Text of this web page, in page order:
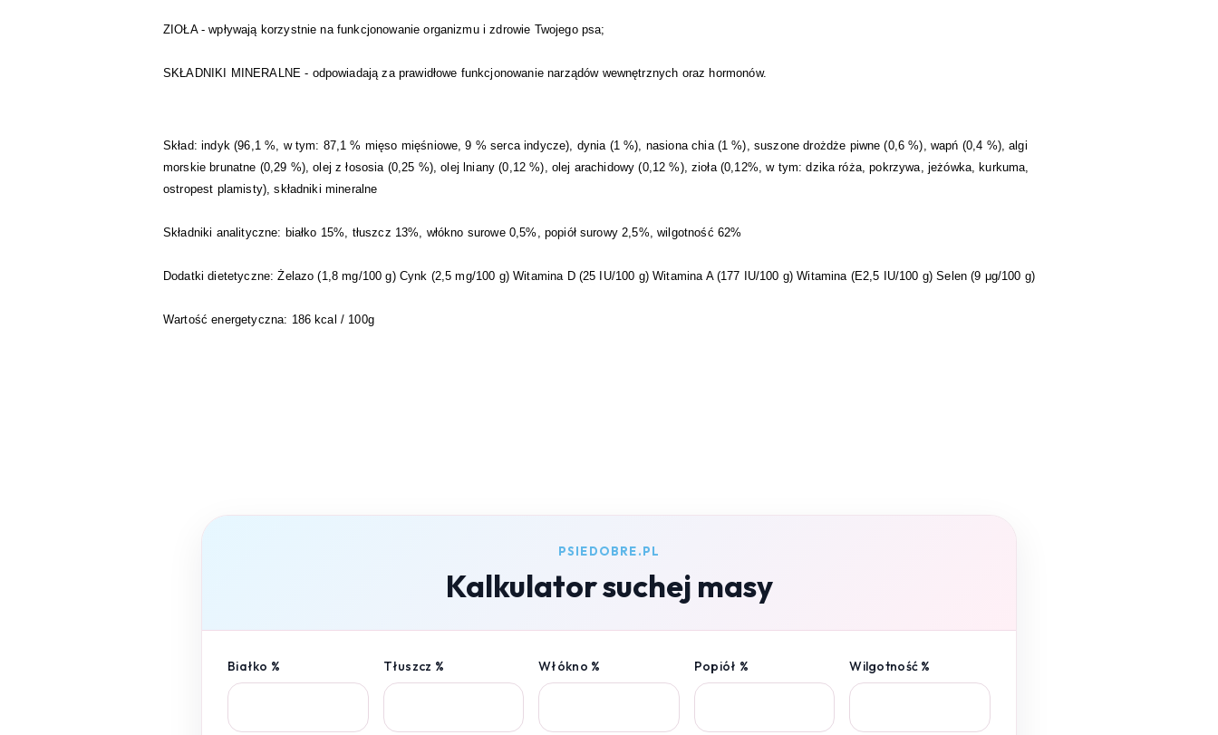
ZIOŁA - wpływają korzystnie na funkcjonowanie organizmu i zdrowie Twojego psa;
SKŁADNIKI MINERALNE - odpowiadają za prawidłowe funkcjonowanie narządów wewnętrznych oraz hormonów.
Skład: indyk (96,1 %, w tym: 87,1 % mięso mięśniowe, 9 % serca indycze), dynia (1 %), nasiona chia (1 %), suszone drożdże piwne (0,6 %), wapń (0,4 %), algi
morskie brunatne (0,29 %), olej z łososia (0,25 %), olej lniany (0,12 %), olej arachidowy (0,12 %), zioła (0,12%, w tym: dzika róża, pokrzywa, jeżówka, kurkuma,
ostropest plamisty), składniki mineralne
Składniki analityczne: białko 15%, tłuszcz 13%, włókno surowe 0,5%, popiół surowy 2,5%, wilgotność 62%
Dodatki dietetyczne: Żelazo (1,8 mg/100 g) Cynk (2,5 mg/100 g) Witamina D (25 IU/100 g) Witamina A (177 IU/100 g) Witamina (E2,5 IU/100 g) Selen (9 μg/100 g)
Wartość energetyczna: 186 kcal / 100g
PSIEDOBRE.PL
Kalkulator suchej masy
Białko % Tłuszcz % Włókno % Popiół % Wilgotność %